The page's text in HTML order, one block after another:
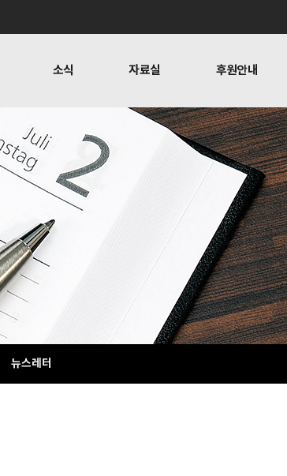
소식 자료실 후원안내
자료실
후원안내
후원하기
재정보고
1:1 문의
뉴스레터